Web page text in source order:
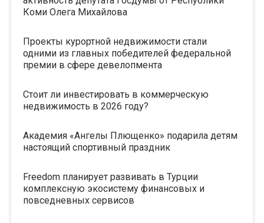
Коми Олега Михайлова
Проекты курортной недвижимости стали
одними из главных победителей федеральной
премии в сфере девелопмента
Стоит ли инвестировать в коммерческую
недвижимость в 2026 году?
Академия «Ангелы Плющенко» подарила детям
настоящий спортивный праздник
Freedom планирует развивать в Турции
комплексную экосистему финансовых и
повседневных сервисов